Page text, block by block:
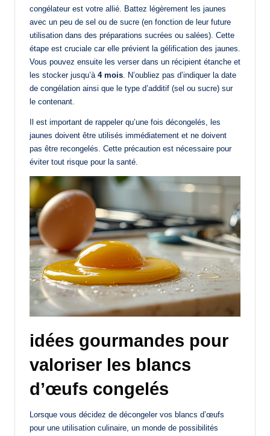
congélateur est votre allié. Battez légèrement les jaunes
avec un peu de sel ou de sucre (en fonction de leur future
utilisation dans des préparations sucrées ou salées). Cette
étape est cruciale car elle prévient la gélification des jaunes.
Vous pouvez ensuite les verser dans un récipient étanche et
les stocker jusqu’à 4 mois . N’oubliez pas d’indiquer la date
de congélation ainsi que le type d’additif (sel ou sucre) sur
le contenant.
Il est important de rappeler qu’une fois décongelés, les
jaunes doivent être utilisés immédiatement et ne doivent
pas être recongelés. Cette précaution est nécessaire pour
éviter tout risque pour la santé.
idées gourmandes pour
valoriser les blancs
d’œufs congelés
Lorsque vous décidez de décongeler vos blancs d’œufs
pour une utilisation culinaire, un monde de possibilités